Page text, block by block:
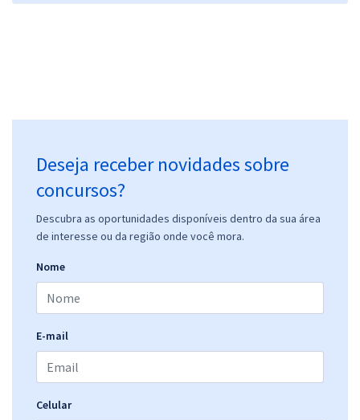
Deseja receber novidades sobre
concursos?
Descubra as oportunidades disponíveis dentro da sua área
de interesse ou da região onde você mora.
Nome
E-mail
Celular